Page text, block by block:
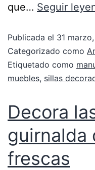
que… Seguir
Publicada el 31
Categorizado como
Etiquetado como
muebles, sillas
Decora
guirnalda
frescas